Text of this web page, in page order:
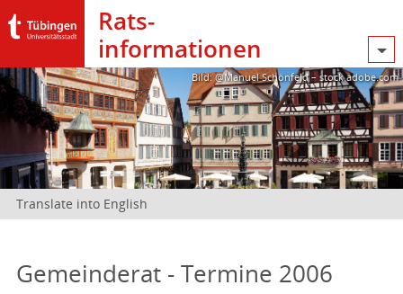
Rats­
informationen
Bild: @Manuel Schönfeld – stock.adobe.com
Translate into English
Gemeinderat - Termine 2006